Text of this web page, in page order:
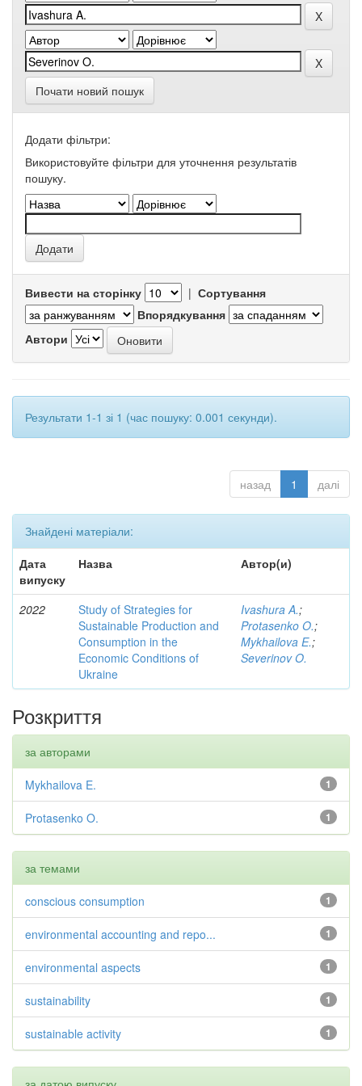
Почати новий пошук
Додати фільтри:
Використовуйте фільтри для уточнення результатів
пошуку.
Вивести на сторінку | Сортування
Впорядкування
Автори
Результати 1-1 зі 1 (час пошуку: 0.001 секунди).
назад 1 далі
Знайдені матеріали:
Дата
випуску
Назва Автор(и)
2022
Study of Strategies for
Sustainable Production and
Consumption in the
Economic Conditions of
Ukraine
Ivashura A.;
Protasenko O.;
Mykhailova E.;
Severinov O.
Розкриття
за авторами
1
Mykhailova E.
1
Protasenko O.
за темами
1
conscious consumption
1
environmental accounting and repo...
1
environmental aspects
1
sustainability
1
sustainable activity